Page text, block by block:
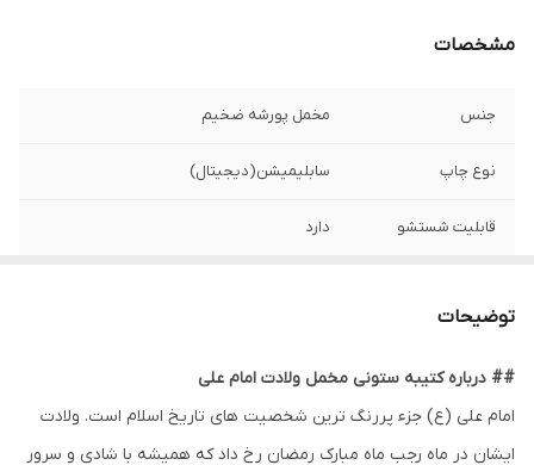
مشخصات
جنس مخمل پورشه ضخیم
نوع چاپ سابلیمیشن(دیجیتال)
قابلیت شستشو دارد
کشور
توضیحات
## درباره کتیبه ستونی مخمل ولادت امام علی
امام علی (ع) جزء پررنگ ترین شخصیت های تاریخ اسلام است. ولادت
ایشان در ماه رجب ماه مبارک رمضان رخ داد که همیشه با شادی و سرور